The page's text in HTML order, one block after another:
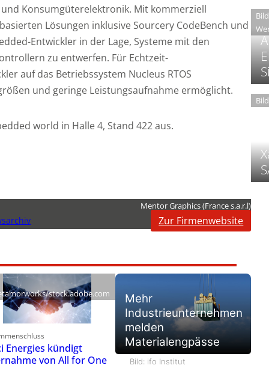
Konsumgüterelektronik. Mit kommerziell
Lösungen inklusive Sourcery CodeBench und
Entwickler in der Lage, Systeme mit den
zu entwerfen. Für Echtzeit-
auf das Betriebssystem Nucleus RTOS
und geringe Leistungsaufnahme ermöglicht.
world in Halle 4, Stand 422 aus.
Mentor Graphics (France s.a.r.l)
Zur Firmenwebsite
stock.adobe.com
Energies kündigt
von All for One
Mehr
Industrieunternehmen
melden
Materialengpässe
Bild: ifo Institut